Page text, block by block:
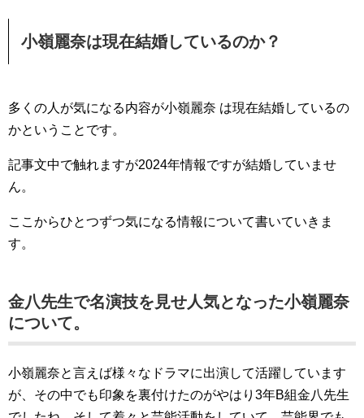
小嶺麗奈は現在結婚しているのか？
多くの人が気になる内容が小嶺麗奈 は現在結婚しているの
かということです。
記事文中で触れますが2024年情報ですが結婚していませ
ん。
ここからひとつずつ気になる情報について書いていきま
す。
金八先生で名演技を見せ人気となった小嶺麗奈
について。
小嶺麗奈と言えば様々なドラマに出演して活躍しています
が、その中でも印象を裏付けたのがやはり3年B組金八先生